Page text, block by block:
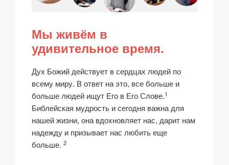
Мы живём в
удивительное время.
Дух Божий действует в сердцах людей по
всему миру. В ответ на это, все больше и
больше людей ищут Его в Его Слове.1
Библейская мудрость и сегодня важна для
нашей жизни, она вдохновляет нас, дарит нам
надежду и призывает нас любить еще
больше. 2